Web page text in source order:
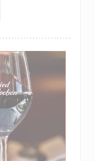
UNE NOUVELLE